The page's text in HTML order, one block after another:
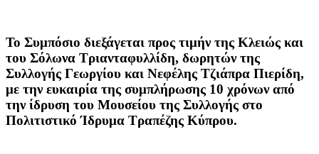
Το Συμπόσιο διεξάγεται προς τιμήν της Κλειώς και
του Σόλωνα Τριανταφυλλίδη, δωρητών της
Συλλογής Γεωργίου και Νεφέλης Τζιάπρα Πιερίδη,
με την ευκαιρία της συμπλήρωσης 10 χρόνων από
την ίδρυση του Μουσείου της Συλλογής στο
Πολιτιστικό Ίδρυμα Τραπέζης Κύπρου.